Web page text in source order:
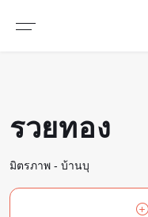
รวยทอง
มิตรภาพ - บ้านบุ